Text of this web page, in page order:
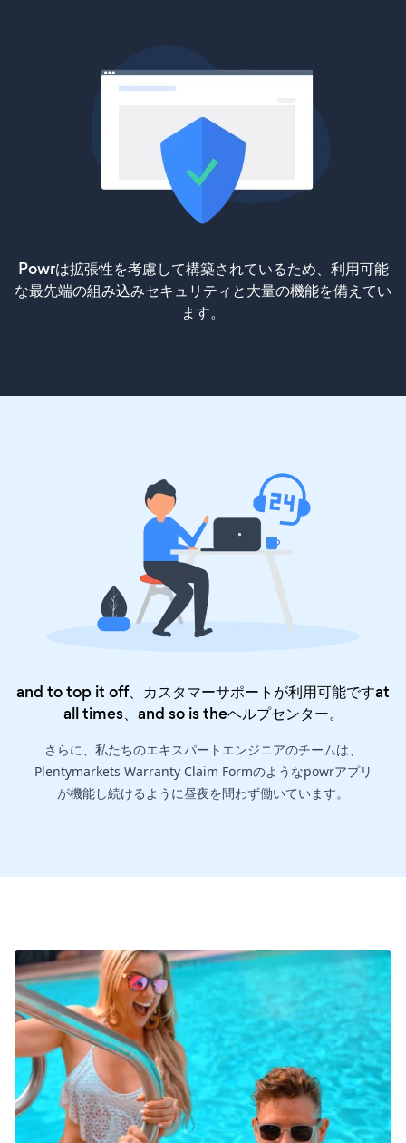
Powrは拡張性を考慮して構築されているため、利用可能
な最先端の組み込みセキュリティと大量の機能を備えてい
ます。
and to top it off、カスタマーサポートが利用可能ですat
all times、and so is theヘルプセンター。
さらに、私たちのエキスパートエンジニアのチームは、
Plentymarkets Warranty Claim Formのようなpowrアプリ
が機能し続けるように昼夜を問わず働いています。